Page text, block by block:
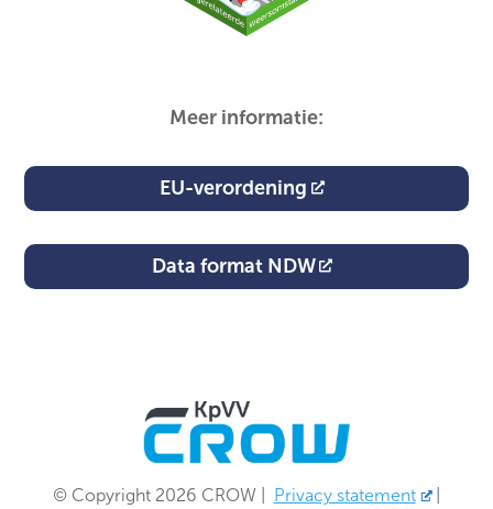
Meer informatie:
EU-verordening
Data format NDW
© Copyright 2026 CROW Privacy statement |